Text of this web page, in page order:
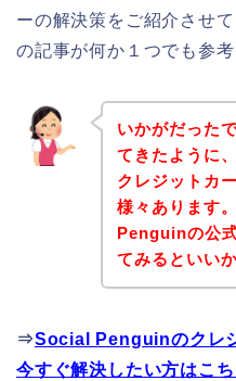
ーの解決策をご紹介させ
の記事が何か１つでも参考
いかがだった
てきたように
クレジットカ
様々あります
Penguinの公
てみるといい
⇒Social Penguinのクレ
今すぐ解決したい方はこち